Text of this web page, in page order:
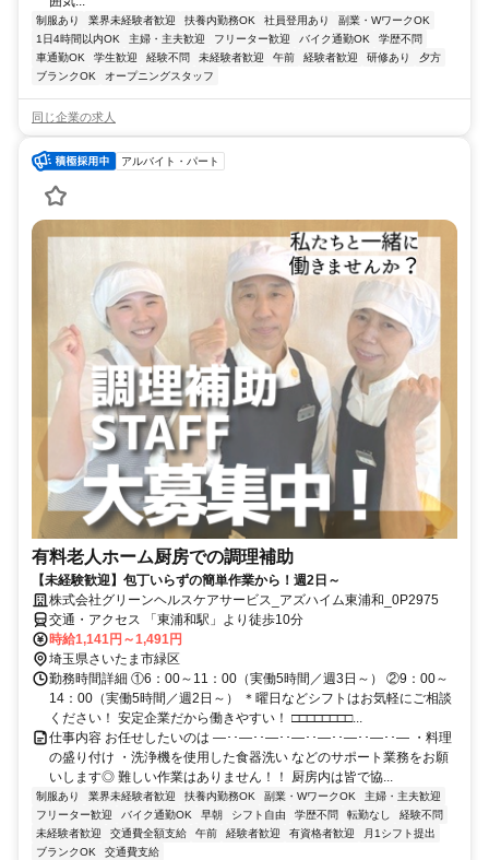
制服あり 業界未経験者歓迎 扶養内勤務OK 社員登用あり
副業・WワークOK
1日4時間以内OK
主婦・主夫歓迎 フリーター歓迎 バイク通勤OK
学歴不問
車通勤OK
学生歓迎 経験不問 未経験者歓迎 午前 経験者歓迎 研修あり
夕方
ブランクOK
オープニングスタッフ
同じ企業の求人
アルバイト・パート
有料老人ホーム厨房での調理補助
【未経験歓迎】包丁いらずの簡単作業から！週2日～
株式会社グリーンヘルスケアサービス_アズハイム東浦和_0P2975
交通・アクセス 「東浦和駅」より徒歩10分
時給1,141円～1,491円
埼玉県さいたま市緑区
勤務時間詳細 ①6：00～11：00（実働5時間／週3日～） ②9：00～
14：00（実働5時間／週2日～） ＊曜日などシフトはお気軽にご相談
ください！ 安定企業だから働きやすい！ □□□□□□□□...
仕事内容 お任せしたいのは ―･･―･･―･･―･･―･･―･･―･･― ・料理
の盛り付け ・洗浄機を使用した食器洗い などのサポート業務をお願
いします◎ 難しい作業はありません！！ 厨房内は皆で協...
制服あり 業界未経験者歓迎 扶養内勤務OK 副業・WワークOK
主婦・主夫歓迎
フリーター歓迎
バイク通勤OK 早朝 シフト自由 学歴不問 転勤なし
経験不問
未経験者歓迎
交通費全額支給 午前 経験者歓迎 有資格者歓迎
月1シフト提出
ブランクOK
交通費支給